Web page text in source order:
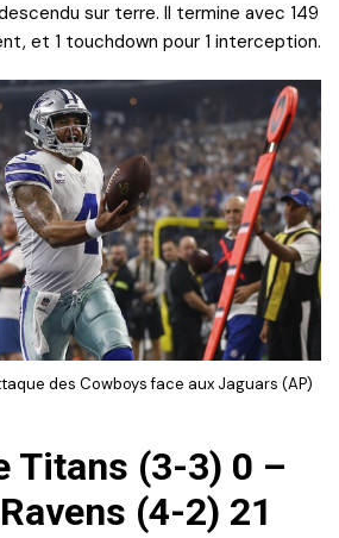
sur terre. Il termine avec 149
et 1 touchdown pour 1 interception.
des Cowboys face aux Jaguars (AP)
Titans (3-3) 0 –
(4-2) 21